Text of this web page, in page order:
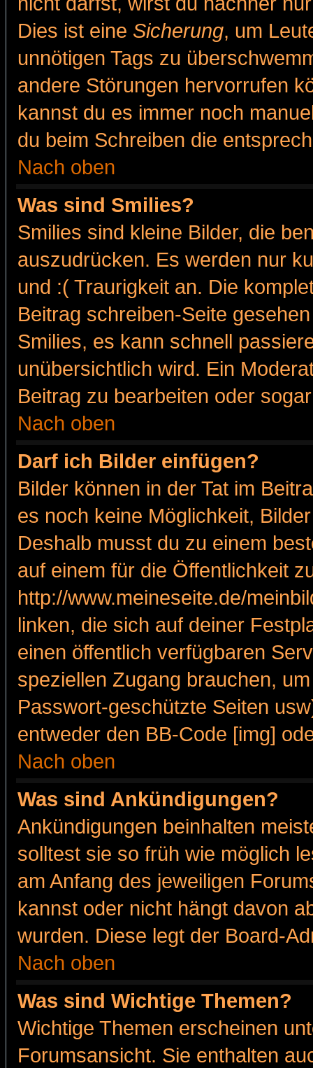
Dies ist eine Sicherung, um
unnötigen Tags zu
andere Störungen hervorrufen
kannst du es immer noch
du beim Schreiben die
Nach oben
Was sind Smilies?
Smilies sind kleine Bilder, die
auszudrücken. Es werden nur
und :( Traurigkeit an. Die
Beitrag schreiben-Seite
Smilies, es kann schnell
unübersichtlich wird. Ein
Beitrag zu bearbeiten oder
Nach oben
Darf ich Bilder einfügen?
Bilder können in der Tat im
es noch keine Möglichkeit,
Deshalb musst du zu einem
auf einem für die Öffentlichkeit
http://www.meineseite.de/
linken, die sich auf deiner
einen öffentlich verfügbaren
speziellen Zugang brauchen,
Passwort-geschützte Seiten
entweder den BB-Code [img]
Nach oben
Was sind Ankündigungen?
Ankündigungen beinhalten
solltest sie so früh wie möglich
am Anfang des jeweiligen
kannst oder nicht hängt davon
wurden. Diese legt der Board-
Nach oben
Was sind Wichtige Themen?
Wichtige Themen erscheinen
Forumsansicht. Sie enthalten